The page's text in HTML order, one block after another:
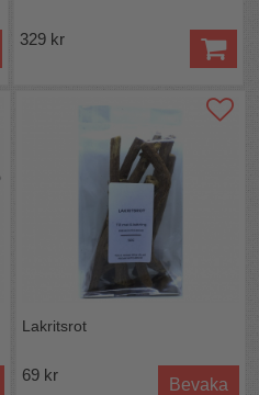
329 kr
Lakritsrot
69 kr
Bevaka